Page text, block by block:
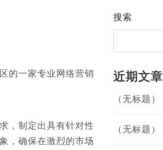
的一家专业网络营销
，制定出具有针对性
，确保在激烈的市场
搜索
近期文章
（无标题）
（无标题）